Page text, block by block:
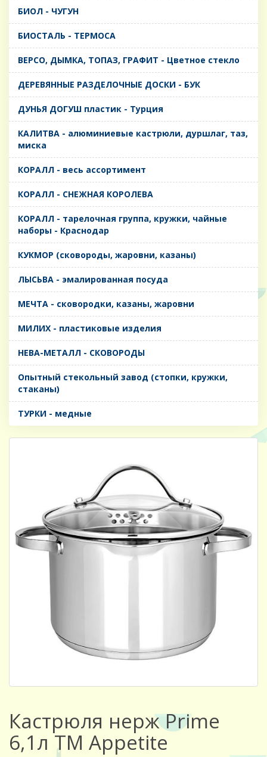
БИОЛ - ЧУГУН
БИОСТАЛЬ - ТЕРМОСА
ВЕРСО, ДЫМКА, ТОПАЗ, ГРАФИТ - Цветное стекло
ДЕРЕВЯННЫЕ РАЗДЕЛОЧНЫЕ ДОСКИ - БУК
ДУНЬЯ ДОГУШ пластик - Турция
КАЛИТВА - алюминиевые кастрюли, дуршлаг, таз,
миска
КОРАЛЛ - весь ассортимент
КОРАЛЛ - СНЕЖНАЯ КОРОЛЕВА
КОРАЛЛ - тарелочная группа, кружки, чайные
наборы - Краснодар
КУКМОР (сковороды, жаровни, казаны)
ЛЫСЬВА - эмалированная посуда
МЕЧТА - сковородки, казаны, жаровни
МИЛИХ - пластиковые изделия
НЕВА-МЕТАЛЛ - СКОВОРОДЫ
Опытный стекольный завод (стопки, кружки,
стаканы)
ТУРКИ - медные
Кастрюля нерж Prime
6,1л ТМ Appetite